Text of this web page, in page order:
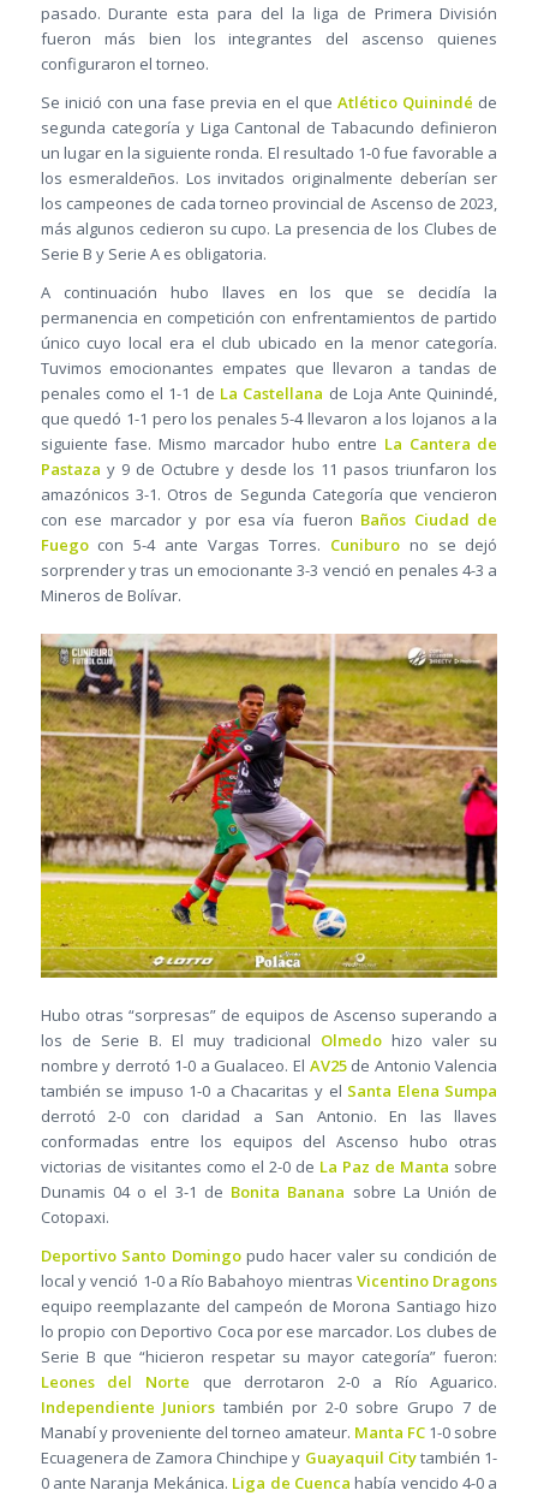
pasado. Durante esta para del la liga de Primera División
fueron más bien los integrantes del ascenso quienes
configuraron el torneo.
Se inició con una fase previa en el queAtlético Quinindé de
segunda categoría y Liga Cantonal de Tabacundo definieron
un lugar en la siguiente ronda. El resultado 1-0 fue favorable a
los esmeraldeños. Los invitados originalmente deberían ser
los campeones de cada torneo provincial de Ascenso de 2023,
más algunos cedieron su cupo. La presencia de los Clubes de
Serie B y Serie A es obligatoria.
A continuación hubo llaves en los que se decidía la
permanencia en competición con enfrentamientos de partido
único cuyo local era el club ubicado en la menor categoría.
Tuvimos emocionantes empates que llevaron a tandas de
penales como el 1-1 de La Castellana de Loja Ante Quinindé,
que quedó 1-1 pero los penales 5-4 llevaron a los lojanos a la
siguiente fase. Mismo marcador hubo entre La Cantera de
Pastaza y 9 de Octubre y desde los 11 pasos triunfaron los
amazónicos 3-1. Otros de Segunda Categoría que vencieron
con ese marcador y por esa vía fueron Baños Ciudad de
Fuegocon 5-4 ante Vargas Torres. Cuniburono se dejó
sorprender y tras un emocionante 3-3 venció en penales 4-3 a
Mineros de Bolívar.
Hubo otras “sorpresas” de equipos de Ascenso superando a
los de Serie B. El muy tradicional Olmedo hizo valer su
nombre y derrotó 1-0 a Gualaceo. El AV25de Antonio Valencia
también se impuso 1-0 a Chacaritas y el Santa Elena Sumpa
derrotó 2-0 con claridad a San Antonio. En las llaves
conformadas entre los equipos del Ascenso hubo otras
victorias de visitantes como el 2-0 de La Paz de Manta sobre
Dunamis 04 o el 3-1 de Bonita Banana sobre La Unión de
Cotopaxi.
Deportivo Santo Domingopudo hacer valer su condición de
local y venció 1-0 a Río Babahoyo mientrasVicentino Dragons
equipo reemplazante del campeón de Morona Santiago hizo
lo propio con Deportivo Coca por ese marcador. Los clubes de
Serie B que “hicieron respetar su mayor categoría” fueron:
Leones del Norte que derrotaron 2-0 a Río Aguarico.
Independiente Juniors también por 2-0 sobre Grupo 7 de
Manabí y proveniente del torneo amateur. Manta FC 1-0 sobre
Ecuagenera de Zamora Chinchipe y Guayaquil Citytambién 1-
0 ante Naranja Mekánica. Liga de Cuenca había vencido 4-0 a